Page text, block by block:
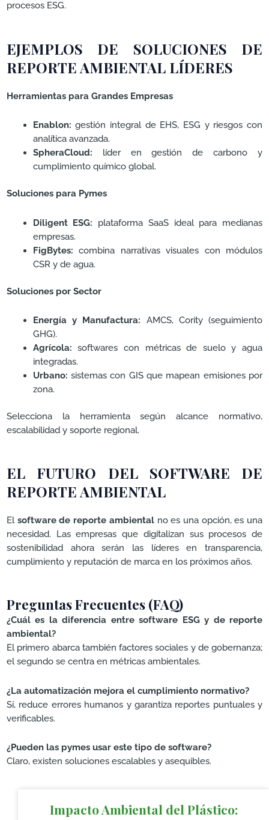
procesos ESG.
EJEMPLOS DE SOLUCIONES DE
REPORTE AMBIENTAL LÍDERES
Herramientas para Grandes Empresas
Enablon: gestión integral de EHS, ESG y riesgos con
analítica avanzada.
SpheraCloud: líder en gestión de carbono y
cumplimiento químico global.
Soluciones para Pymes
Diligent ESG: plataforma SaaS ideal para medianas
empresas.
FigBytes: combina narrativas visuales con módulos
CSR y de agua.
Soluciones por Sector
Energía y Manufactura: AMCS, Cority (seguimiento
GHG).
Agrícola: softwares con métricas de suelo y agua
integradas.
Urbano: sistemas con GIS que mapean emisiones por
zona.
Selecciona la herramienta según alcance normativo,
escalabilidad y soporte regional.
EL FUTURO DEL SOFTWARE DE
REPORTE AMBIENTAL
El software de reporte ambientalno es una opción, es una
necesidad. Las empresas que digitalizan sus procesos de
sostenibilidad ahora serán las líderes en transparencia,
cumplimiento y reputación de marca en los próximos años.
Preguntas Frecuentes (FAQ)
¿Cuál es la diferencia entre software ESG y de reporte
ambiental?
El primero abarca también factores sociales y de gobernanza;
el segundo se centra en métricas ambientales.
¿La automatización mejora el cumplimiento normativo?
Sí, reduce errores humanos y garantiza reportes puntuales y
verificables.
¿Pueden las pymes usar este tipo de software?
Claro, existen soluciones escalables y asequibles.
Impacto Ambiental del Plástico: